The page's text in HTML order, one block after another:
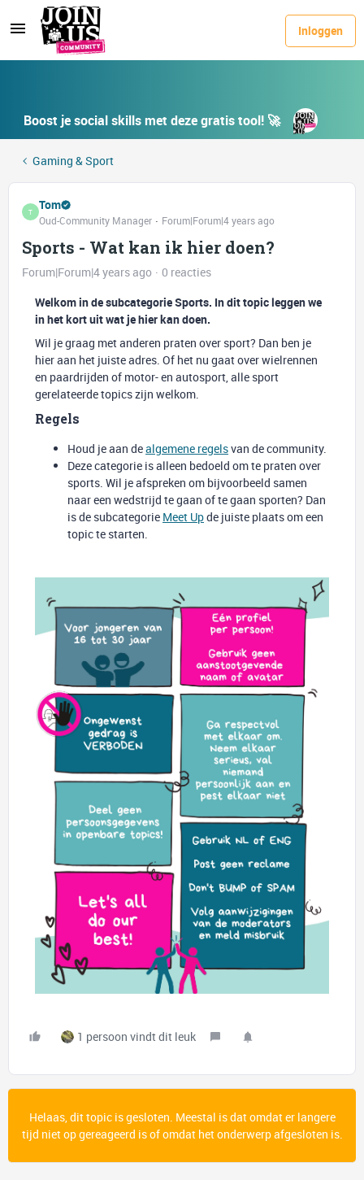
Inloggen
Boost je social skills met deze gratis tool! 🚀
Gaming & Sport
T Tom
Oud-Community Manager Forum|Forum|4 years ago
Sports - Wat kan ik hier doen?
Forum|Forum|4 years ago
0 reacties
Welkom in de subcategorie Sports. In dit topic leggen we
in het kort uit wat je hier kan doen.
Wil je graag met anderen praten over sport? Dan ben je
hier aan het juiste adres. Of het nu gaat over wielrennen
en paardrijden of motor- en autosport, alle sport
gerelateerde topics zijn welkom.
Regels
Houd je aan dealgemene regelsvan de community.
Deze categorie is alleen bedoeld om te praten over
sports. Wil je afspreken om bijvoorbeeld samen
naar een wedstrijd te gaan of te gaan sporten? Dan
is de subcategorie Meet Upde juiste plaats om een
topic te starten.
1 persoon vindt dit leuk
Helaas, dit topic is gesloten. Meestal is dat omdat er langere
tijd niet op gereageerd is of omdat het onderwerp afgesloten is.